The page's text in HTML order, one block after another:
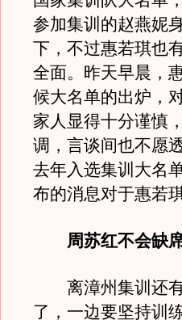
参加集训的赵燕妮
下，不过惠若琪也
全面。昨天早晨，
候大名单的出炉，
家人显得十分谨慎
调，言谈间也不愿
去年入选集训大名
布的消息对于惠若
周苏红不会缺席
离漳州集训还有
了，一边要坚持训